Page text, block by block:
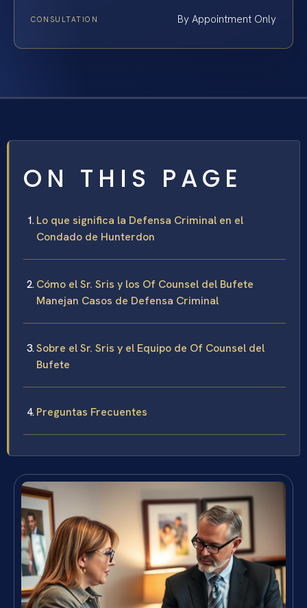
CONSULTATION By Appointment Only
ON THIS PAGE
Lo que significa la Defensa Criminal en el
Condado de Hunterdon
Cómo el Sr. Sris y los Of Counsel del Bufete
Manejan Casos de Defensa Criminal
Sobre el Sr. Sris y el Equipo de Of Counsel del
Bufete
Preguntas Frecuentes